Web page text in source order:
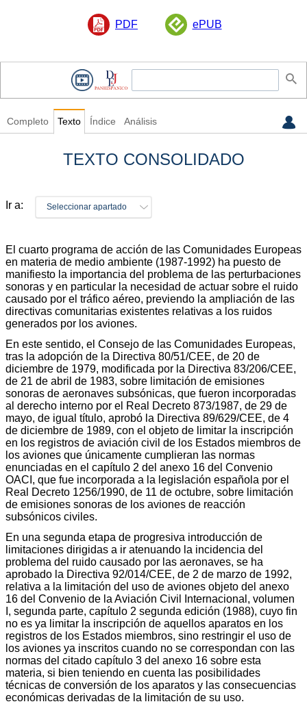
PDF ePUB
Completo Texto Índice Análisis
TEXTO CONSOLIDADO
Ir a: Seleccionar apartado
El cuarto programa de acción de las Comunidades Europeas
en materia de medio ambiente (1987-1992) ha puesto de
manifiesto la importancia del problema de las perturbaciones
sonoras y en particular la necesidad de actuar sobre el ruido
causado por el tráfico aéreo, previendo la ampliación de las
directivas comunitarias existentes relativas a los ruidos
generados por los aviones.
En este sentido, el Consejo de las Comunidades Europeas,
tras la adopción de la Directiva 80/51/CEE, de 20 de
diciembre de 1979, modificada por la Directiva 83/206/CEE,
de 21 de abril de 1983, sobre limitación de emisiones
sonoras de aeronaves subsónicas, que fueron incorporadas
al derecho interno por el Real Decreto 873/1987, de 29 de
mayo, de igual título, aprobó la Directiva 89/629/CEE, de 4
de diciembre de 1989, con el objeto de limitar la inscripción
en los registros de aviación civil de los Estados miembros de
los aviones que únicamente cumplieran las normas
enunciadas en el capítulo 2 del anexo 16 del Convenio
OACI, que fue incorporada a la legislación española por el
Real Decreto 1256/1990, de 11 de octubre, sobre limitación
de emisiones sonoras de los aviones de reacción
subsónicos civiles.
En una segunda etapa de progresiva introducción de
limitaciones dirigidas a ir atenuando la incidencia del
problema del ruido causado por las aeronaves, se ha
aprobado la Directiva 92/014/CEE, de 2 de marzo de 1992,
relativa a la limitación del uso de aviones objeto del anexo
16 del Convenio de la Aviación Civil Internacional, volumen
I, segunda parte, capítulo 2 segunda edición (1988), cuyo fin
no es ya limitar la inscripción de aquellos aparatos en los
registros de los Estados miembros, sino restringir el uso de
los aviones ya inscritos cuando no se correspondan con las
normas del citado capítulo 3 del anexo 16 sobre esta
materia, si bien teniendo en cuenta las posibilidades
técnicas de conversión de los aparatos y las consecuencias
económicas derivadas de la limitación de su uso.